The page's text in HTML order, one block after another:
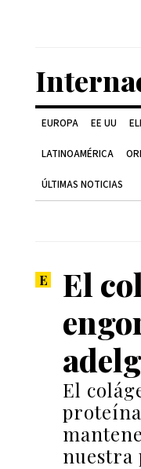
EUROPA EE UU
LATINOAMÉRICA
ÚLTIMAS NOTICIAS
El
El
nuestra